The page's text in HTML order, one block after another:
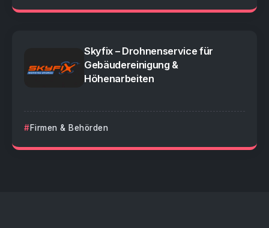
Skyfix – Drohnenservice für
Gebäudereinigung &
Höhenarbeiten
Firmen & Behörden